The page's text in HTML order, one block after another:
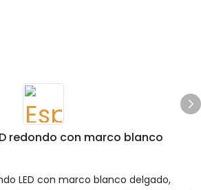
redondo con marco blanco
LED con marco blanco delgado,